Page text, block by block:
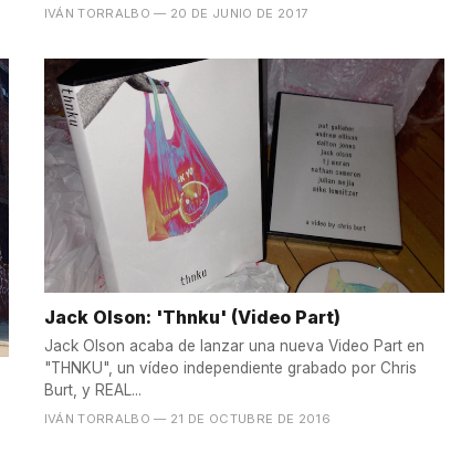
IVÁN TORRALBO — 20 DE JUNIO DE 2017
Jack Olson: 'Thnku' (Video Part)
Jack Olson acaba de lanzar una nueva Video Part en
"THNKU", un vídeo independiente grabado por Chris
Burt, y REAL...
IVÁN TORRALBO — 21 DE OCTUBRE DE 2016